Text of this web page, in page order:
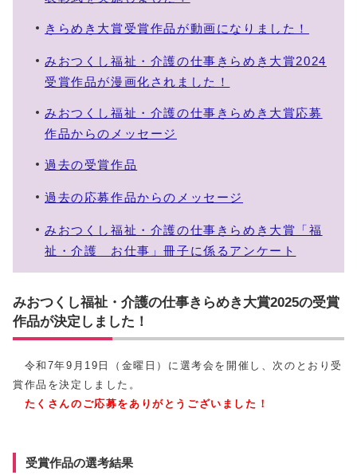
きらめき大賞受賞作品が動画になりました！
みおつくし福祉・介護の仕事きらめき大賞2024
受賞作品が漫画化されました！
みおつくし福祉・介護の仕事きらめき大賞応募
作品からのメッセージ
過去の受賞作品
過去の応募作品からのメッセージ
みおつくし福祉・介護の仕事きらめき大賞「福
祉・介護 お仕事」冊子に係るアンケート
みおつくし福祉・介護の仕事きらめき大賞2025の受賞
作品が決定しました！
令和7年9月19日（金曜日）に選考会を開催し、次のとおり受
賞作品を決定しました。
たくさんのご応募をありがとうございました！
受賞作品の選考結果